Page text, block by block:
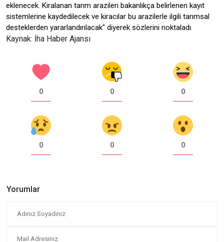
eklenecek. Kiralanan tarım arazileri bakanlıkça belirlenen kayıt
sistemlerine kaydedilecek ve kiracılar bu arazilerle ilgili tarımsal
desteklerden yararlandırılacak" diyerek sözlerini noktaladı.
Kaynak: İha Haber Ajansı
0 0 0
0 0 0
Yorumlar